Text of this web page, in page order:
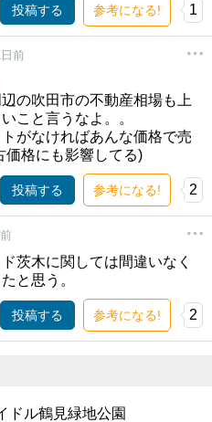
投稿する 参考になる! 1
前
の吹田市の不動産相場も上
こと言うなよ。。
がなければあんな価格で売
価格にも影響してる)
投稿する 参考になる! 2
茨木に関しては間違いなく
と思う。
投稿する 参考になる! 2
ドル鶴見緑地公園